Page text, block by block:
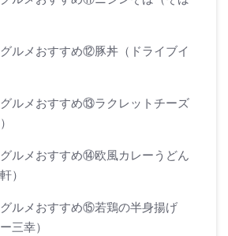
ルメおすすめ⑫豚丼（ドライブイ
ルメおすすめ⑬ラクレットチーズ
ルメおすすめ⑭欧風カレーうどん
）
ルメおすすめ⑮若鶏の半身揚げ
三幸）